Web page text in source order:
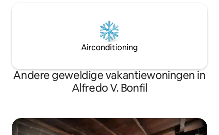
Airconditioning
Andere geweldige vakantiewoningen in
Alfredo V. Bonfil